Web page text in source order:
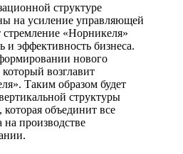
структуре
на усиление управляющей
«Норникеля»
и эффективность бизнеса.
нового
возглавит
Таким образом будет
структуры
объединит все
производстве